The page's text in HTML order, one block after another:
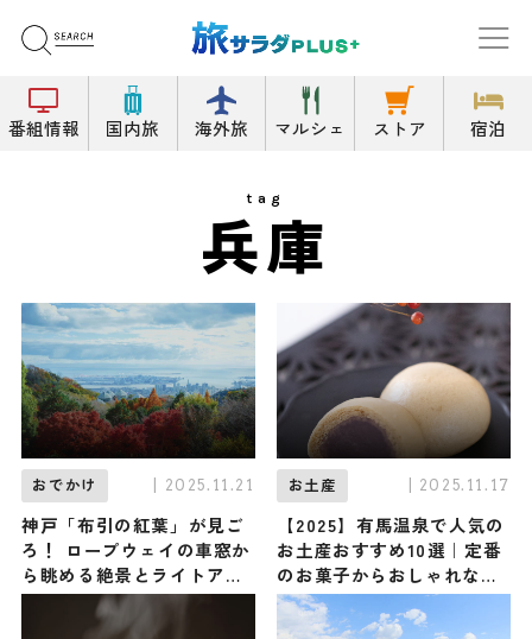
番組情報 国内旅 海外旅 マルシェ ストア 宿泊
tag
兵庫
おでかけ | 2025.11.21
神戸「布引の紅葉」が見ご
ろ！ ロープウェイの車窓か
ら眺める絶景とライトアッ
プは必見！ 「神戸布引ハー
ブ園／ロープウェイ」
お土産 | 2025.11.17
【2025】有馬温泉で人気の
お土産おすすめ10選｜定番
のお菓子からおしゃれなお
土産・ばらまき用まで幅広
く紹介